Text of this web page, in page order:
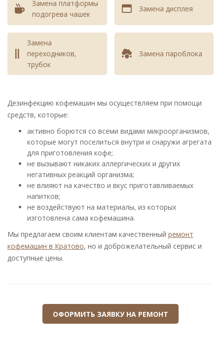
Замена платформы
подогрева чашек
Замена дисплея
Замена
переходников,
трубок
Замена пароблока
Дезинфекцию кофемашин мы осуществляем при помощи
средств, которые:
активно борются со всеми видами микроорганизмов,
которые могут поселиться внутри и снаружи агрегата
для приготовления кофе;
не вызывают никаких аллергических и других
негативных реакций организма;
не влияют на качество и вкус приготавливаемых
напитков;
не воздействуют на материалы, из которых
изготовлена сама кофемашина.
Мы предлагаем своим клиентам качественный ремонт
кофемашин в Кратово, но и доброжелательный сервис и
доступные цены.
ОФОРМИТЬ ЗАЯВКУ НА РЕМОНТ